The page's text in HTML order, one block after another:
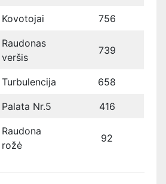
Kovotojai 756
Raudonas
veršis
739
Turbulencija 658
Palata Nr.5 416
Raudona
rožė
92